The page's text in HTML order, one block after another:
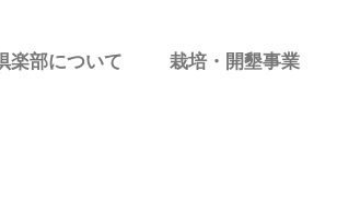
楽部について 栽培・開墾事業